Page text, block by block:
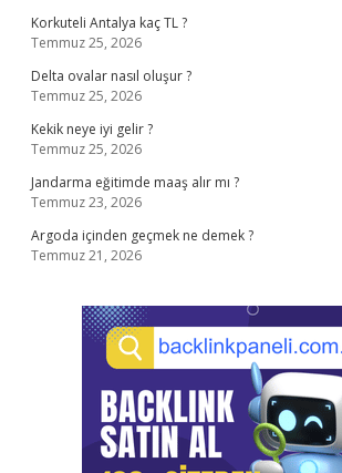
Korkuteli Antalya kaç TL ?
Temmuz 25, 2026
Delta ovalar nasıl oluşur ?
Temmuz 25, 2026
Kekik neye iyi gelir ?
Temmuz 25, 2026
Jandarma eğitimde maaş alır mı ?
Temmuz 23, 2026
Argoda içinden geçmek ne demek ?
Temmuz 21, 2026